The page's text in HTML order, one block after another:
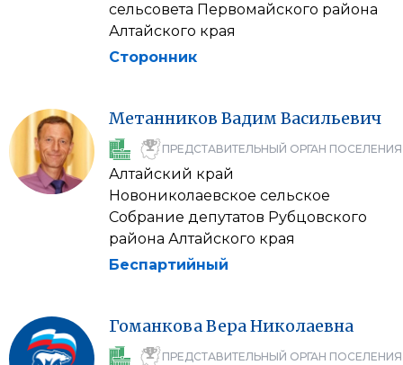
сельсовета Первомайского района
Алтайского края
Сторонник
Метанников Вадим Васильевич
ПРЕДСТАВИТЕЛЬНЫЙ ОРГАН ПОСЕЛЕНИЯ
Алтайский край
Новониколаевское сельское
Собрание депутатов Рубцовского
района Алтайского края
Беспартийный
ГоманковаВераНиколаевна
ПРЕДСТАВИТЕЛЬНЫЙ ОРГАН ПОСЕЛЕНИЯ